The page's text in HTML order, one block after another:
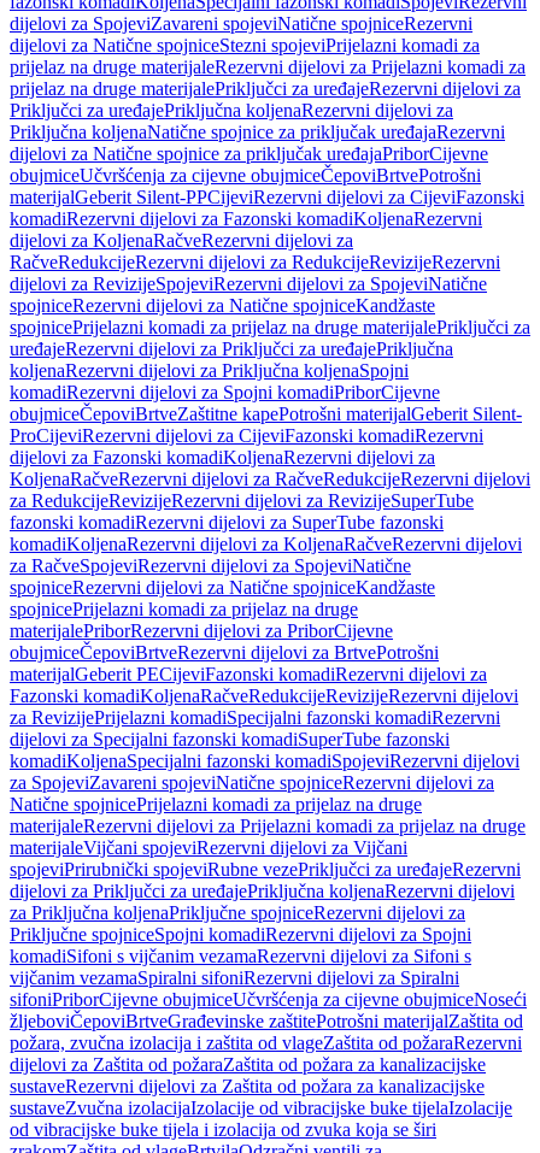
dijelovi za SpojeviZavareni spojeviNatične spojniceRezervni
dijelovi za Natične spojniceStezni spojeviPrijelazni komadi za
prijelaz na druge materijaleRezervni dijelovi za Prijelazni komadi za
prijelaz na druge materijalePriključci za uređajeRezervni dijelovi za
Priključci za uređajePriključna koljenaRezervni dijelovi za
Priključna koljenaNatične spojnice za priključak uređajaRezervni
dijelovi za Natične spojnice za priključak uređajaPriborCijevne
obujmiceUčvršćenja za cijevne obujmiceČepoviBrtvePotrošni
materijalGeberit Silent-PPCijeviRezervni dijelovi za CijeviFazonski
komadiRezervni dijelovi za Fazonski komadiKoljenaRezervni
dijelovi za KoljenaRačveRezervni dijelovi za
RačveRedukcijeRezervni dijelovi za RedukcijeRevizijeRezervni
dijelovi za RevizijeSpojeviRezervni dijelovi za SpojeviNatične
spojniceRezervni dijelovi za Natične spojniceKandžaste
spojnicePrijelazni komadi za prijelaz na druge materijalePriključci za
uređajeRezervni dijelovi za Priključci za uređajePriključna
koljenaRezervni dijelovi za Priključna koljenaSpojni
komadiRezervni dijelovi za Spojni komadiPriborCijevne
obujmiceČepoviBrtveZaštitne kapePotrošni materijalGeberit Silent-
ProCijeviRezervni dijelovi za CijeviFazonski komadiRezervni
dijelovi za Fazonski komadiKoljenaRezervni dijelovi za
KoljenaRačveRezervni dijelovi za RačveRedukcijeRezervni dijelovi
za RedukcijeRevizijeRezervni dijelovi za RevizijeSuperTube
fazonski komadiRezervni dijelovi za SuperTube fazonski
komadiKoljenaRezervni dijelovi za KoljenaRačveRezervni dijelovi
za RačveSpojeviRezervni dijelovi za SpojeviNatične
spojniceRezervni dijelovi za Natične spojniceKandžaste
spojnicePrijelazni komadi za prijelaz na druge
materijalePriborRezervni dijelovi za PriborCijevne
obujmiceČepoviBrtveRezervni dijelovi za BrtvePotrošni
materijalGeberit PECijeviFazonski komadiRezervni dijelovi za
Fazonski komadiKoljenaRačveRedukcijeRevizijeRezervni dijelovi
za RevizijePrijelazni komadiSpecijalni fazonski komadiRezervni
dijelovi za Specijalni fazonski komadiSuperTube fazonski
komadiKoljenaSpecijalni fazonski komadiSpojeviRezervni dijelovi
za SpojeviZavareni spojeviNatične spojniceRezervni dijelovi za
Natične spojnicePrijelazni komadi za prijelaz na druge
materijaleRezervni dijelovi za Prijelazni komadi za prijelaz na druge
materijaleVijčani spojeviRezervni dijelovi za Vijčani
spojeviPrirubnički spojeviRubne vezePriključci za uređajeRezervni
dijelovi za Priključci za uređajePriključna koljenaRezervni dijelovi
za Priključna koljenaPriključne spojniceRezervni dijelovi za
Priključne spojniceSpojni komadiRezervni dijelovi za Spojni
komadiSifoni s vijčanim vezamaRezervni dijelovi za Sifoni s
vijčanim vezamaSpiralni sifoniRezervni dijelovi za Spiralni
sifoniPriborCijevne obujmiceUčvršćenja za cijevne obujmiceNoseći
žljeboviČepoviBrtveGrađevinske zaštitePotrošni materijalZaštita od
požara, zvučna izolacija i zaštita od vlageZaštita od požaraRezervni
dijelovi za Zaštita od požaraZaštita od požara za kanalizacijske
sustaveRezervni dijelovi za Zaštita od požara za kanalizacijske
sustaveZvučna izolacijaIzolacije od vibracijske buke tijelaIzolacije
od vibracijske buke tijela i izolacija od zvuka koja se širi